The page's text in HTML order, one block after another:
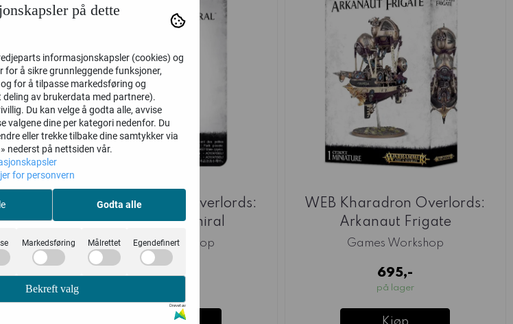
WEB Kharadron Overlords:
Arkanaut Admiral
Games Workshop
205,-
WEB Kharadron Overlords:
Arkanaut Frigate
Games Workshop
695,-
på lager
på dette
informasjonskapsler (cookies) og
for å sikre grunnleggende funksjoner,
for å tilpasse markedsføring og
av brukerdata med partnere).
Du kan velge å godta alle, avvise
valgene dine per kategori nedenfor. Du
eller trekke tilbake dine samtykker via
nederst på nettsiden vår.
for personvern
Godta alle
Markedsføring Målrettet Egendefinert
Bekreft valg
Drevet av